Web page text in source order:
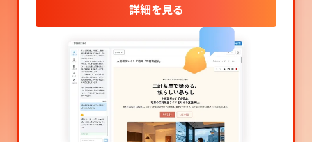
詳細を見る